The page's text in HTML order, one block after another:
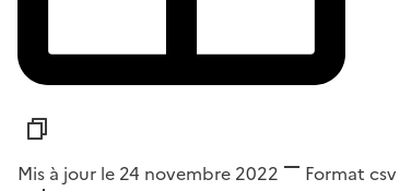
Mis à jour le 24 novembre 2022 Format csv